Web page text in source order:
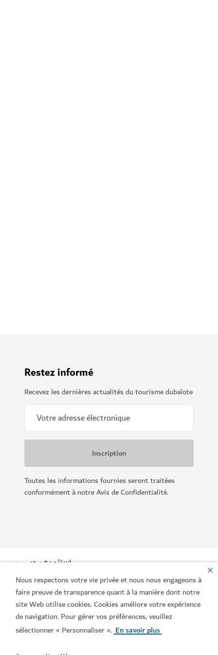
Nous respectons votre vie privée et nous nous engageons à
faire preuve de transparence quant à la manière dont notre
site Web utilise cookies. Cookies améliore votre expérience
de navigation. Pour gérer vos préférences, veuillez
sélectionner « Personnaliser ». En savoir plus
Restez informé
Recevez les dernières actualités du tourisme dubaïote
Toutes les informations fournies seront traitées
conformément à notre Avis de Confidentialité.
Liens populaires